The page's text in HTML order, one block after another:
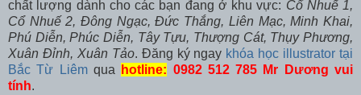
chất lượng dành cho các bạn đang ở khu vực: Cổ Nhuế 1,
Cổ Nhuế 2, Đông Ngạc, Đức Thắng, Liên Mạc, Minh Khai,
Phú Diễn, Phúc Diễn, Tây Tựu, Thượng Cát, Thụy Phương,
Xuân Đỉnh, Xuân Tảo. Đăng ký ngay khóa học illustrator tại
Bắc Từ Liêm qua hotline: 0982 512 785 Mr Dương vui
tính.